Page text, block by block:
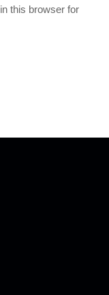
this browser for